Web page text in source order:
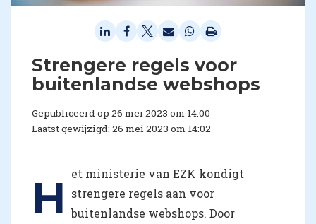
Strengere regels voor
buitenlandse webshops
Gepubliceerd op 26 mei 2023 om 14:00
Laatst gewijzigd: 26 mei 2023 om 14:02
H
et ministerie van EZK kondigt
strengere regels aan voor
buitenlandse webshops. Door